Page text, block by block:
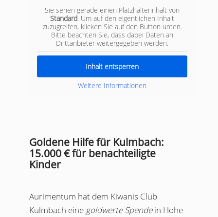
Sie sehen gerade einen Platzhalterinhalt von
Standard. Um auf den eigentlichen Inhalt
zuzugreifen, klicken Sie auf den Button unten.
Bitte beachten Sie, dass dabei Daten an
Drittanbieter weitergegeben werden.
Inhalt entsperren
Weitere Informationen
Goldene Hilfe für Kulmbach:
15.000 € für benachteiligte
Kinder
Aurimentum hat dem Kiwanis Club
Kulmbach eine goldwerte Spendein Höhe